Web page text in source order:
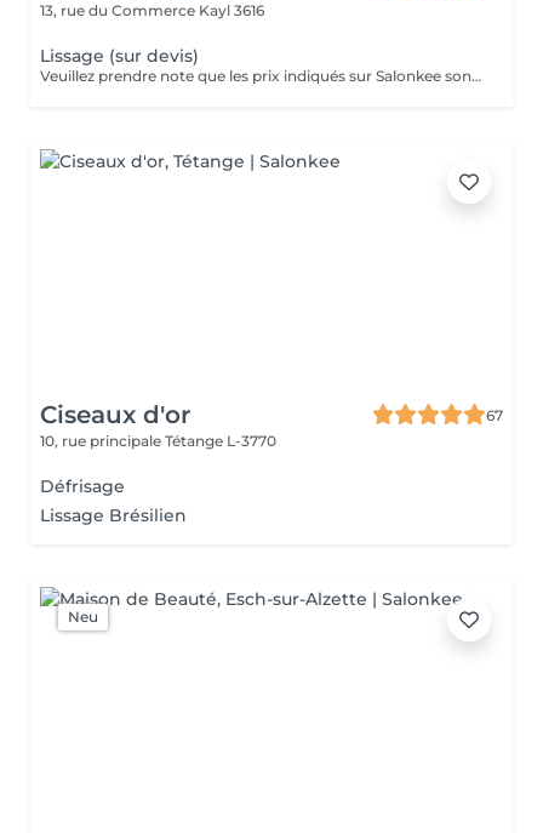
13, rue du Commerce Kayl 3616
Lissage (sur devis)
Veuillez prendre note que les prix indiqués sur Salonkee sont communiqués à titre informatif et s'entendent de base. Ces derniers sont susceptibles de varier selon le diagnostic réalisé à votre arrivée au salon et l'expertise du professionnel à qui vous confiez votre beauté. Dans tous les cas, un devis précis vous sera proposé et toutes réalisations de prestations seront effectuées avec votre accord. Un grand merci d'avance pour votre compréhension. Au plaisir de vous recevoir très vite.
Ciseaux d'or
67
10, rue principale Tétange L-3770
Défrisage
Lissage Brésilien
Neu